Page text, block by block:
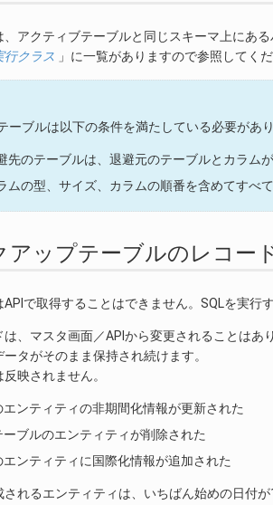
アクティブテーブルと同じスキーマ上にあ
行クラス 」に一覧がありますので参照してく
ーブルは以下の条件を満たしている必要があ
先のテーブルは、退避元のテーブルとカラム
ムの型、サイズ、カラムの順番を含めてすべ
アップテーブルのレコー
で取得することはできません。SQLを実行
、マスタ画面／APIから変更されることはあ
タがそのまま保持され続けます。
映されません。
ンティティの非期間化情報が更新された
ブルのエンティティが削除された
ンティティに国際化情報が追加された
れるエンティティは、いちばん始めの日付